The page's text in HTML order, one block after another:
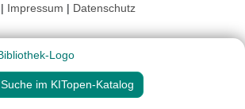
| Impressum | Datenschutz
Suche im KITopen-Katalog